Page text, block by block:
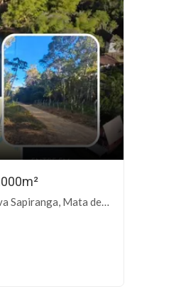
Mata de São João-BA